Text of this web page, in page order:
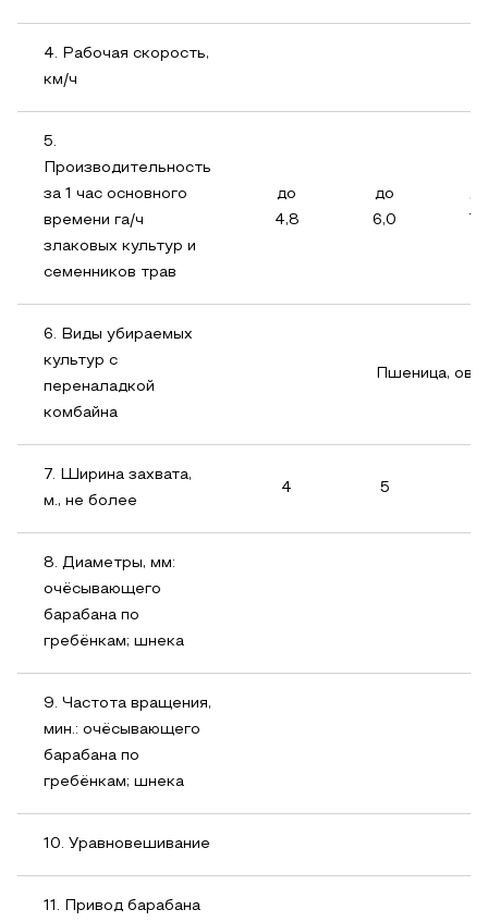
4. Рабочая скорость,
км/ч
5.
Производительность
за 1 час основного
времени га/ч
злаковых культур и
семенников трав
до
4,8
до
6,0
до
6. Виды убираемых
культур с
переналадкой
комбайна
Пшеница,
7. Ширина захвата,
м., не более
4 5
8. Диаметры, мм:
очёсывающего
барабана по
гребёнкам; шнека
9. Частота вращения,
мин.: очёсывающего
барабана по
гребёнкам; шнека
10. Уравновешивание
11. Привод барабана